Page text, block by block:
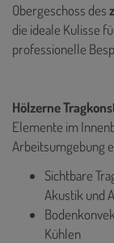
Obergeschoss des
die ideale Kulisse
professionelle
Hölzerne
Elemente im
Arbeitsumgebung
Sichtbare
Akustik und
Kühlen